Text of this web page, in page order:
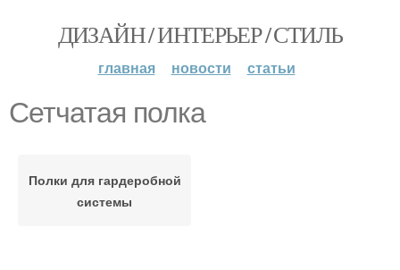
ДИЗАЙН / ИНТЕРЬЕР / СТИЛЬ
главная новости статьи
Сетчатая полка
Полки для гардеробной
системы